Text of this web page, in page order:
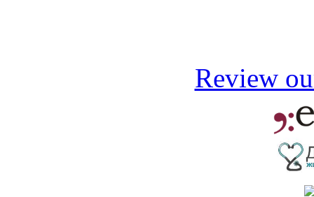
Review